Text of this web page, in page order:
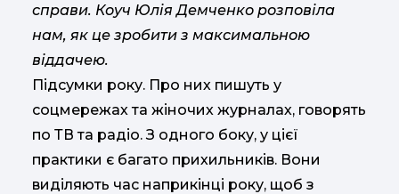
справи. Коуч Юлія Демченко розповіла
нам, як це зробити з максимальною
віддачею.
Підсумки року. Про них пишуть у
соцмережах та жіночих журналах, говорять
по ТВ та радіо. З одного боку, у цієї
практики є багато прихильників. Вони
виділяють час наприкінці року, щоб з